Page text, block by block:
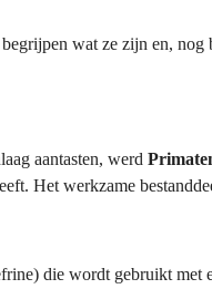
wat ze zijn en,
aantasten, werd
Het werkzame
die wordt gebruikt met